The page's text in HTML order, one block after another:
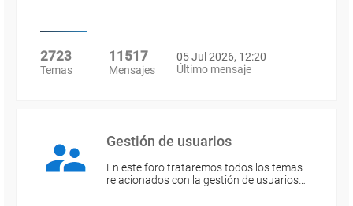
2723
Temas
11517
Mensajes
05 Jul 2026, 12:20
Último mensaje
Gestión de usuarios
En este foro trataremos todos los temas
relacionados con la gestión de usuarios…